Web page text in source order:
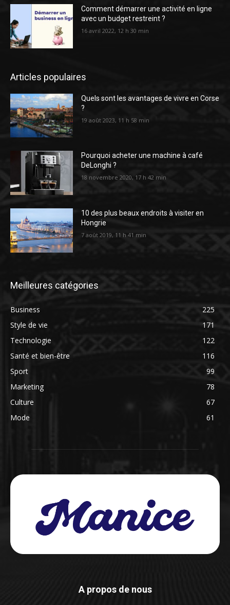
Comment démarrer une activité en ligne
avec un budget restreint ?
16 avril 2022, 12 h 30 min
Articles populaires
Quels sont les avantages de vivre en Corse
?
19 août 2023, 11 h 58 min
Pourquoi acheter une machine à café
DeLonghi ?
18 novembre 2020, 17 h 42 min
10 des plus beaux endroits à visiter en
Hongrie
7 août 2019, 11 h 41 min
Meilleures catégories
Business
225
Style de vie
171
Technologie
122
Santé et bien-être
116
Sport
99
Marketing
78
Culture
67
Mode
61
A propos de nous